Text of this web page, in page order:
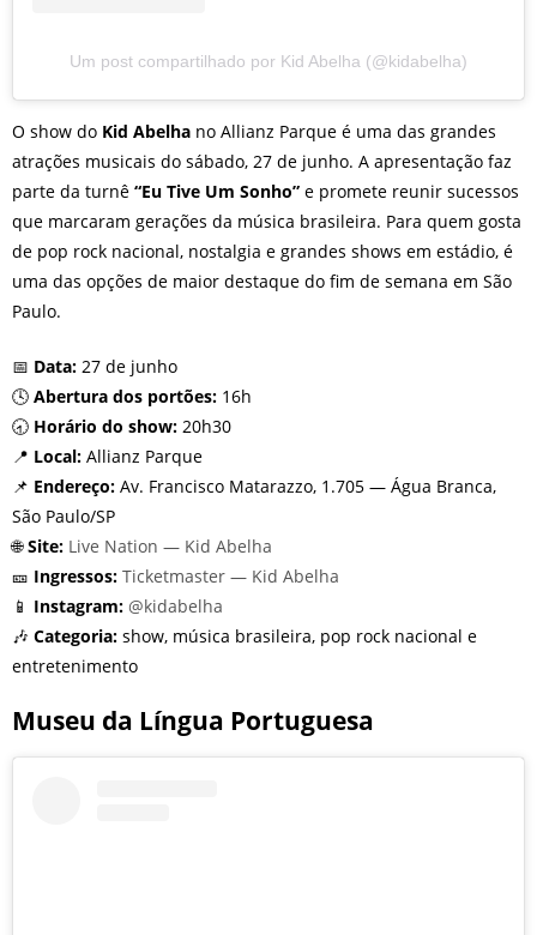
Um post compartilhado por Kid Abelha (@kidabelha)
O show do Kid Abelha no Allianz Parque é uma das grandes
atrações musicais do sábado, 27 de junho. A apresentação faz
parte da turnê “Eu Tive Um Sonho” e promete reunir sucessos
que marcaram gerações da música brasileira. Para quem gosta
de pop rock nacional, nostalgia e grandes shows em estádio, é
uma das opções de maior destaque do fim de semana em São
Paulo.
📅 Data: 27 de junho
🕓 Abertura dos portões: 16h
🕣 Horário do show: 20h30
📍 Local: Allianz Parque
📌 Endereço: Av. Francisco Matarazzo, 1.705 — Água Branca,
São Paulo/SP
🌐Site: Live Nation — Kid Abelha
🎫 Ingressos: Ticketmaster — Kid Abelha
📱 Instagram: @kidabelha
🎶 Categoria: show, música brasileira, pop rock nacional e
entretenimento
Museu da Língua Portuguesa